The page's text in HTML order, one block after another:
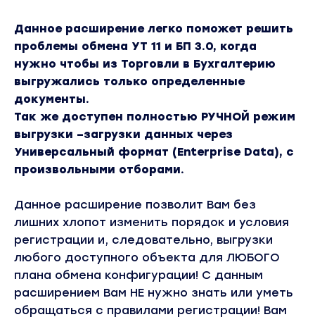
Данное расширение легко поможет решить
проблемы обмена УТ 11 и БП 3.0, когда
нужно чтобы из Торговли в Бухгалтерию
выгружались только определенные
документы.
Так же доступен полностью РУЧНОЙ режим
выгрузки –загрузки данных через
Универсальный формат (Enterprise Data), с
произвольными отборами.
Данное расширение позволит Вам без
лишних хлопот изменить порядок и условия
регистрации и, следовательно, выгрузки
любого доступного объекта для ЛЮБОГО
плана обмена конфигурации! С данным
расширением Вам НЕ нужно знать или уметь
обращаться с правилами регистрации! Вам